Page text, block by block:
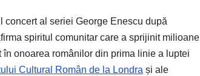
al seriei George Enescu după
spiritul comunitar care a sprijinit milioane
onoarea românilor din prima linie a luptei
Cultural Român de la Londra și ale